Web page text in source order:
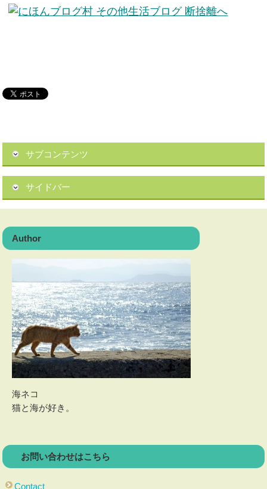
サブコンテンツ
サイドバー
Author
海ネコ
猫と海が好き。
お問い合わせはこちら
Contact